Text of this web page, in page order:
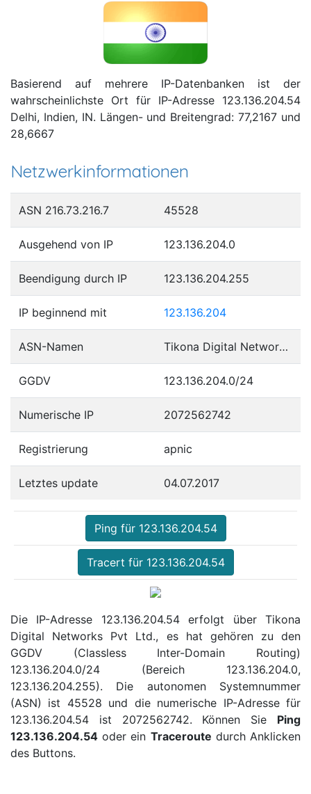
Basierend auf mehrere IP-Datenbanken ist der
wahrscheinlichste Ort für IP-Adresse 123.136.204.54
Delhi, Indien, IN. Längen- und Breitengrad: 77,2167 und
28,6667
Netzwerkinformationen
ASN 216.73.216.7 45528
Ausgehend von IP 123.136.204.0
Beendigung durch IP 123.136.204.255
IP beginnend mit 123.136.204
ASN-Namen Tikona Digital Networks Pvt Ltd.
GGDV 123.136.204.0/24
Numerische IP 2072562742
Registrierung apnic
Letztes update 04.07.2017
Ping für 123.136.204.54
Tracert für 123.136.204.54
Die IP-Adresse 123.136.204.54 erfolgt über Tikona
Digital Networks Pvt Ltd., es hat gehören zu den
GGDV (Classless Inter-Domain Routing)
123.136.204.0/24 (Bereich 123.136.204.0,
123.136.204.255). Die autonomen Systemnummer
(ASN) ist 45528 und die numerische IP-Adresse für
123.136.204.54 ist 2072562742. Können Sie Ping
123.136.204.54 oder ein Traceroute durch Anklicken
des Buttons.